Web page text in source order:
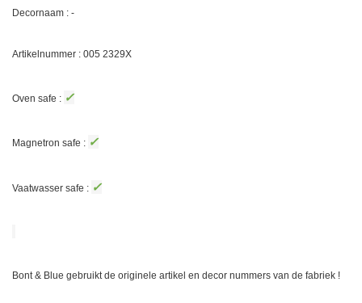
Decornaam : -
Artikelnummer : 005 2329X
Oven safe : ✓
Magnetron safe : ✓
Vaatwasser safe : ✓
Bont & Blue gebruikt de originele artikel en decor nummers van de fabriek !